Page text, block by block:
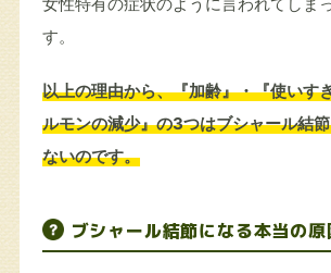
す。
以上の理由から、『加齢』・『使いす
ルモンの減少』の3つはブシャール結
ないのです。
ブシャール結節になる本当の原